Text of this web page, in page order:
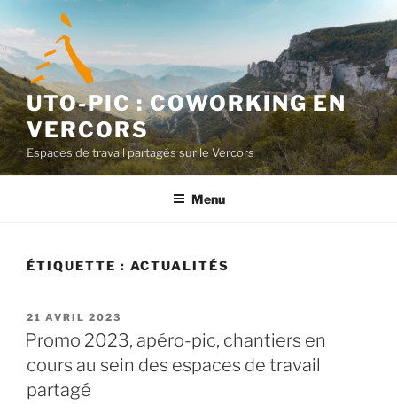
au
contenu
principal
UTO-PIC : COWORKING EN
VERCORS
Espaces de travail partagés sur le Vercors
Menu
ÉTIQUETTE : ACTUALITÉS
PUBLIÉ
LE
21 AVRIL 2023
Promo 2023, apéro-pic, chantiers en
cours au sein des espaces de travail
partagé